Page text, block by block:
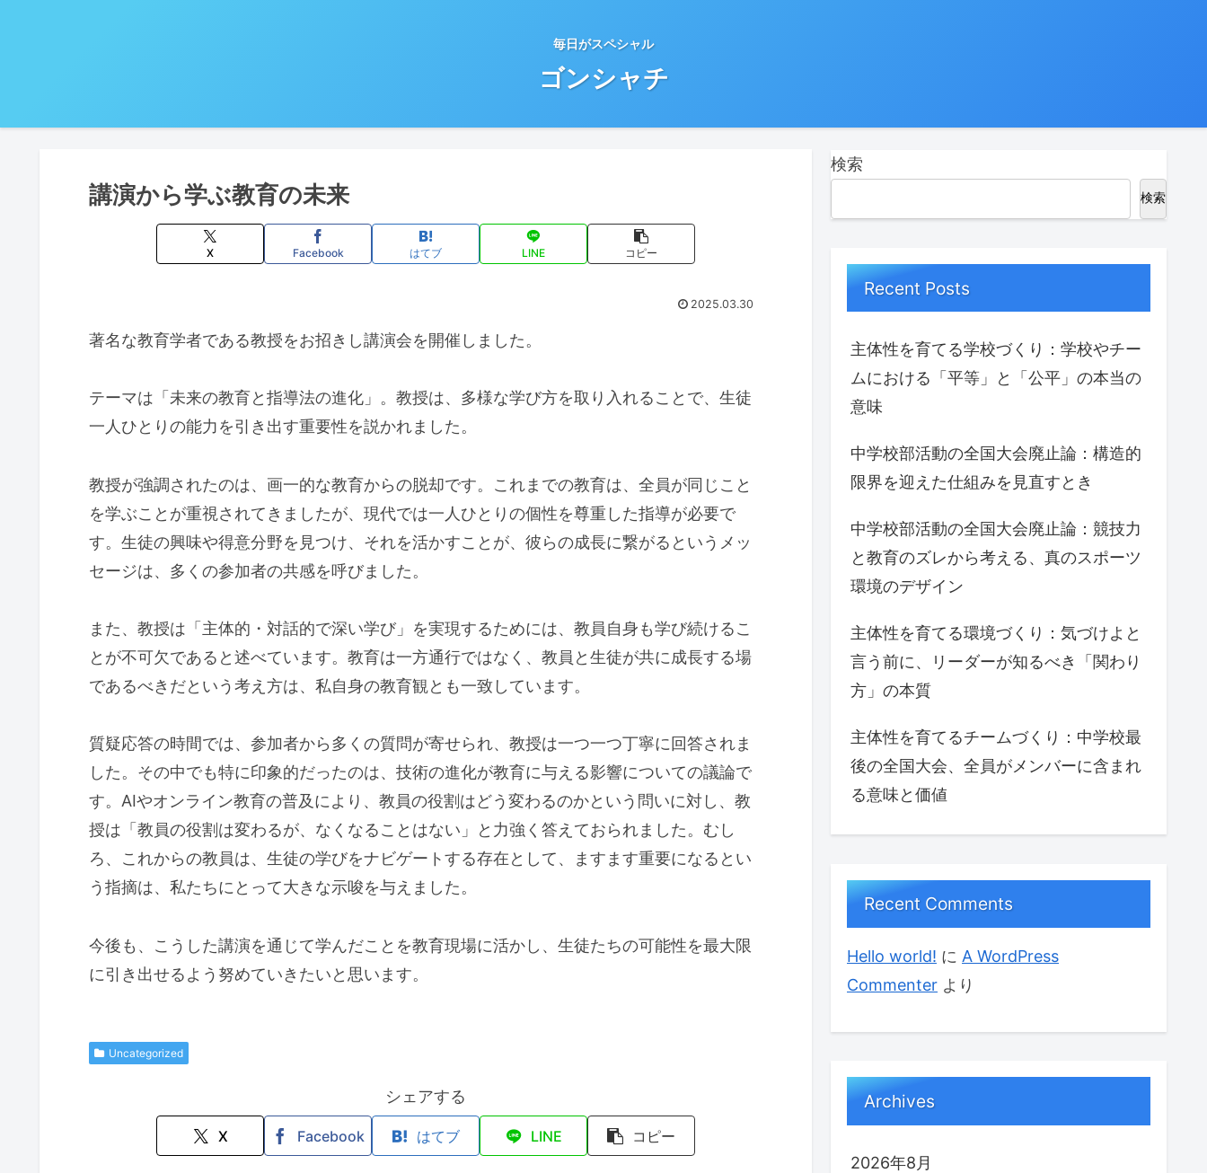
毎日がスペシャル
ゴンシャチ
講演から学ぶ教育の未来
X Facebook はてブ LINE コピー
2025.03.30
著名な教育学者である教授をお招きし講演会を開催しました。
テーマは「未来の教育と指導法の進化」。教授は、多様な学び方を取り入れることで、生徒
一人ひとりの能力を引き出す重要性を説かれました。
教授が強調されたのは、画一的な教育からの脱却です。これまでの教育は、全員が同じこと
を学ぶことが重視されてきましたが、現代では一人ひとりの個性を尊重した指導が必要で
す。生徒の興味や得意分野を見つけ、それを活かすことが、彼らの成長に繋がるというメッ
セージは、多くの参加者の共感を呼びました。
また、教授は「主体的・対話的で深い学び」を実現するためには、教員自身も学び続けるこ
とが不可欠であると述べています。教育は一方通行ではなく、教員と生徒が共に成長する場
であるべきだという考え方は、私自身の教育観とも一致しています。
質疑応答の時間では、参加者から多くの質問が寄せられ、教授は一つ一つ丁寧に回答されま
した。その中でも特に印象的だったのは、技術の進化が教育に与える影響についての議論で
す。AIやオンライン教育の普及により、教員の役割はどう変わるのかという問いに対し、教
授は「教員の役割は変わるが、なくなることはない」と力強く答えておられました。むし
ろ、これからの教員は、生徒の学びをナビゲートする存在として、ますます重要になるとい
う指摘は、私たちにとって大きな示唆を与えました。
今後も、こうした講演を通じて学んだことを教育現場に活かし、生徒たちの可能性を最大限
に引き出せるよう努めていきたいと思います。
Uncategorized
シェアする
X Facebook はてブ LINE コピー
検索
検索
Recent Posts
主体性を育てる学校づくり：学校やチー
ムにおける「平等」と「公平」の本当の
意味
中学校部活動の全国大会廃止論：構造的
限界を迎えた仕組みを見直すとき
中学校部活動の全国大会廃止論：競技力
と教育のズレから考える、真のスポーツ
環境のデザイン
主体性を育てる環境づくり：気づけよと
言う前に、リーダーが知るべき「関わり
方」の本質
主体性を育てるチームづくり：中学校最
後の全国大会、全員がメンバーに含まれ
る意味と価値
Recent Comments
Hello world! に A WordPress
Commenter より
Archives
2026年8月